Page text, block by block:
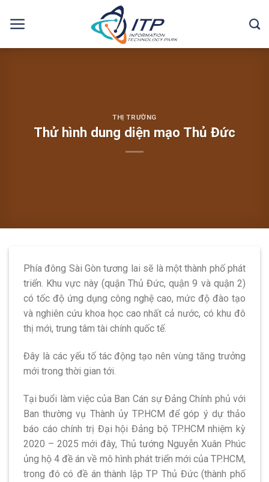
THỊ TRƯỜNG
Thử hình dung diện mạo Thủ Đức
Phía đông Sài Gòn tương lai sẽ là một thành phố phát
triển. Khu vực này (quận Thủ Đức, quận 9 và quận 2)
có tốc độ ứng dụng công nghệ cao, mức độ đào tạo
và nghiên cứu khoa học cao nhất cả nước, có khu đô
thị mới, trung tâm tài chính quốc tế.
Đây là các yếu tố tác động tạo nên vùng tăng trưởng
mới trong thời gian tới.
Tại buổi làm việc của Ban Cán sự Đảng Chính phủ với
Ban thường vụ Thành ủy TP.HCM để góp ý dự thảo
báo cáo chính trị Đại hội Đảng bộ TP.HCM nhiệm kỳ
2020 – 2025 mới đây, Thủ tướng Nguyễn Xuân Phúc
ủng hộ 4 đề án về mô hình phát triển mới của TP.HCM,
trong đó có đề án thành lập TP Thủ Đức (thành phố